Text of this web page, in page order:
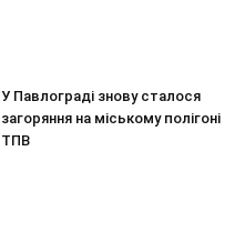
У Павлограді знову сталося
загоряння на міському полігоні
ТПВ